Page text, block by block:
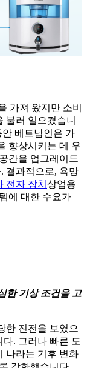
가져 왔지만 소비
불러 일으켰습니
안 베트남인은 가
향상시키는 데 우
간을 업그레이드
결과적으로, 욕망
전자 장치 상업용
에 대한 수요가
한 기상 조건을 고
한 진전을 보였으
. 그러나 빠른 도
나라는 기후 변화